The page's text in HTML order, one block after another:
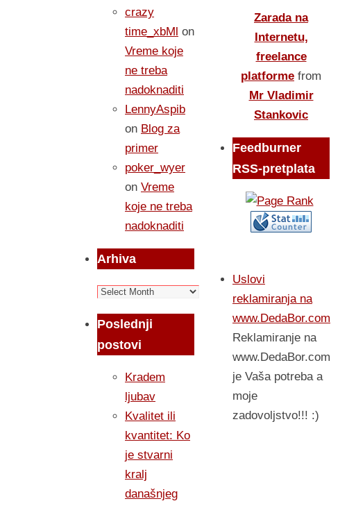
crazy
time_xbMl on
Vreme koje
ne treba
nadoknaditi
LennyAspib
on Blog za
primer
poker_wyer
on Vreme
koje ne treba
nadoknaditi
Arhiva
Arhiva
Poslednji
postovi
Kradem
ljubav
Kvalitet ili
kvantitet: Ko
je stvarni
kralj
današnjeg
Zarada na
Internetu,
freelance
platforme from
Mr Vladimir
Stankovic
Feedburner
RSS-pretplata
Uslovi
reklamiranja na
www.DedaBor.com
Reklamiranje na
www.DedaBor.com
je Vaša potreba a
moje
zadovoljstvo!!! :)